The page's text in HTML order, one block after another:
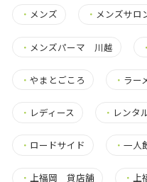
・ メンズ ・ メンズサ
・ メンズパーマ 川越 ・
・ やまとごころ ・ ラー
・ レディース ・ レンタ
・ ロードサイド ・一人
・ 上福岡 貸店舗 ・上